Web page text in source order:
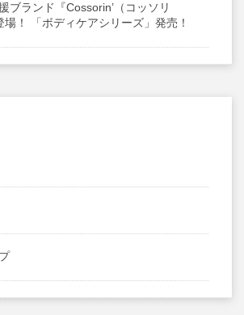
ブランド『Cossorin’（コッソリ
場！ 「ボディケアシリーズ」発売！